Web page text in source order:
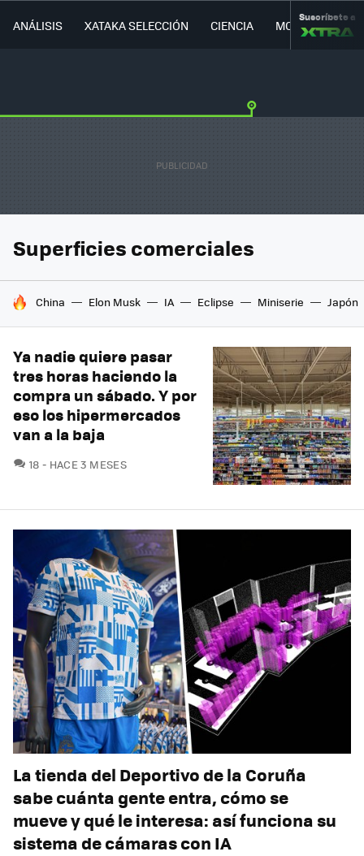
ANÁLISIS XATAKA SELECCIÓN CIENCIA MOVILIDAD
Suscríbete a
Superficies comerciales
HOY SE HABLA DE
China Elon Musk IA Eclipse Miniserie Japón
Ya nadie quiere pasar
tres horas haciendo la
compra un sábado. Y por
eso los hipermercados
van a la baja
18 COMENTARIOS
HACE 3 MESES
La tienda del Deportivo de la Coruña
sabe cuánta gente entra, cómo se
mueve y qué le interesa: así funciona su
sistema de cámaras con IA